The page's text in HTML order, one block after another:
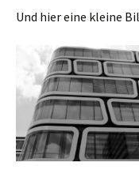
Und hier eine kleine